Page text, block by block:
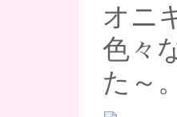
オニ
色々
た～。